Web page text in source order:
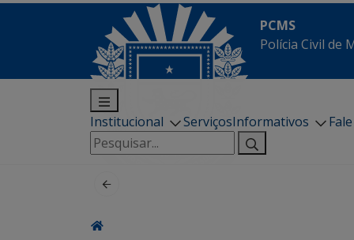
PCMS
Polícia Civil de
Institucional ServiçosInformativos
Pesquisar
por: